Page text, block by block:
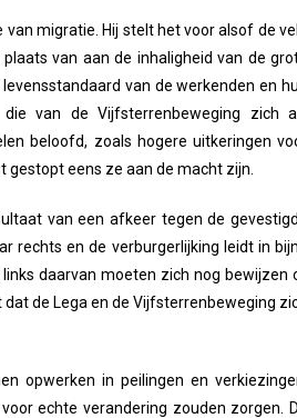
migratie. Hij stelt het voor alsof de
van aan de inhaligheid van de
van de werkenden en
van de Vijfsterrenbeweging zich
beloofd, zoals hogere uitkeringen
eens ze aan de macht zijn.
van een afkeer tegen de
rechts en de verburgerlijking leidt in
daarvan moeten zich nog bewijzen
de Lega en de Vijfsterrenbeweging
opwerken in peilingen en
echte verandering zouden zorgen.